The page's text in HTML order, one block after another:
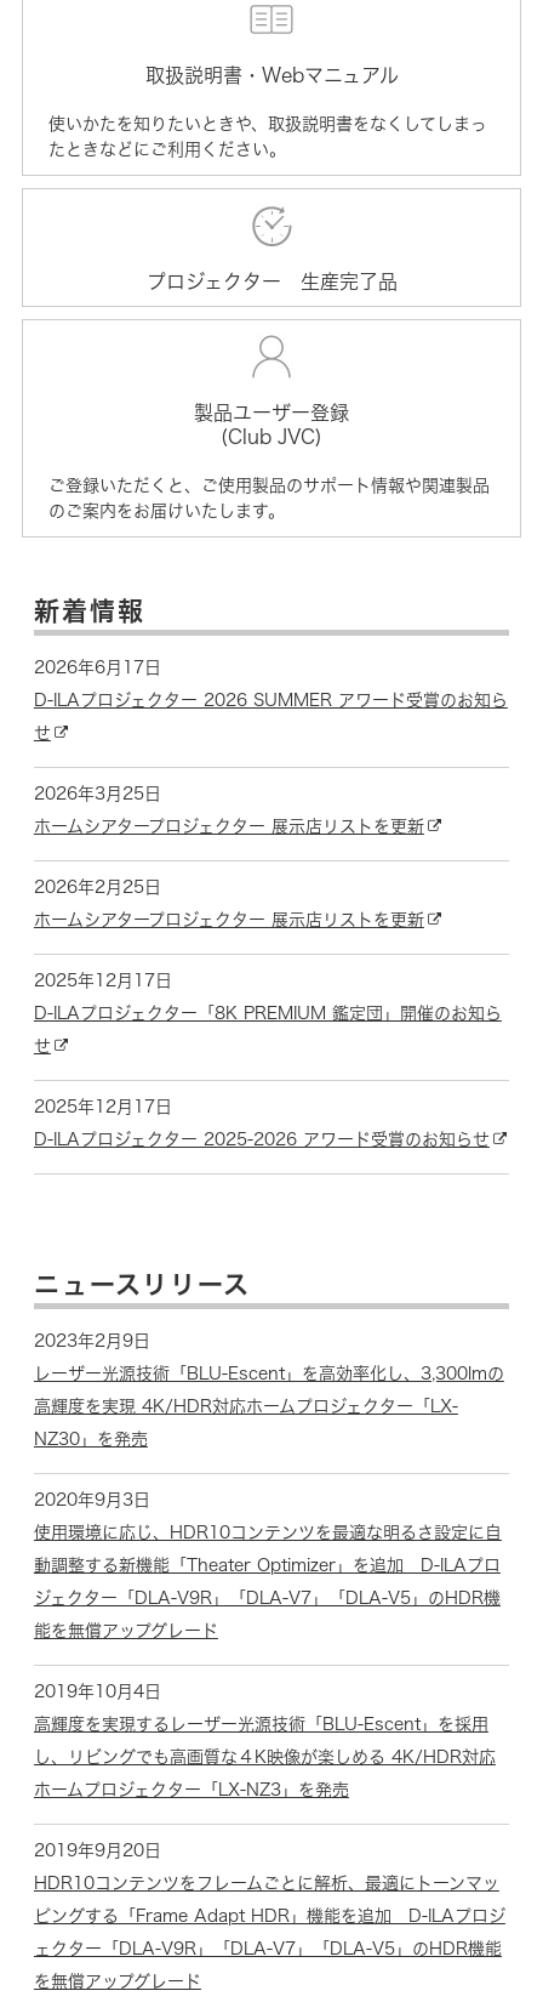
取扱説明書・Webマニュアル
使いかたを知りたいときや、取扱説明書をなくしてしまっ
たときなどにご利用ください。
プロジェクター 生産完了品
製品ユーザー登録
(Club JVC)
ご登録いただくと、ご使用製品のサポート情報や関連製品
のご案内をお届けいたします。
新着情報
2026年6月17日
D-ILAプロジェクター 2026 SUMMER アワード受賞のお知ら
せ
2026年3月25日
ホームシアタープロジェクター 展示店リストを更新
2026年2月25日
ホームシアタープロジェクター 展示店リストを更新
2025年12月17日
D-ILAプロジェクター「8K PREMIUM 鑑定団」開催のお知ら
せ
2025年12月17日
D-ILAプロジェクター 2025-2026 アワード受賞のお知らせ
ニュースリリース
2023年2月9日
レーザー光源技術「BLU-Escent」を高効率化し、3,300lmの
高輝度を実現 4K/HDR対応ホームプロジェクター「LX-
NZ30」を発売
2020年9月3日
使用環境に応じ、HDR10コンテンツを最適な明るさ設定に自
動調整する新機能「Theater Optimizer」を追加 D-ILAプロ
ジェクター「DLA-V9R」「DLA-V7」「DLA-V5」のHDR機
能を無償アップグレード
2019年10月4日
高輝度を実現するレーザー光源技術「BLU-Escent」を採用
し、リビングでも高画質な４K映像が楽しめる 4K/HDR対応
ホームプロジェクター「LX-NZ3」を発売
2019年9月20日
HDR10コンテンツをフレームごとに解析、最適にトーンマッ
ピングする「Frame Adapt HDR」機能を追加 D-ILAプロジ
ェクター「DLA-V9R」「DLA-V7」「DLA-V5」のHDR機能
を無償アップグレード